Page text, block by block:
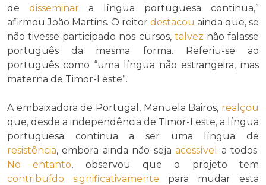
de disseminar a língua portuguesa continua,”
afirmou João Martins. O reitor destacou ainda que, se
não tivesse participado nos cursos, talvez não falasse
português da mesma forma. Referiu-se ao
português como “uma língua não estrangeira, mas
materna de Timor-Leste”.
A embaixadora de Portugal, Manuela Bairos, realçou
que, desde a independência de Timor-Leste, a língua
portuguesa continua a ser uma língua de
resistência, embora ainda não sejaacessível
a todos.
No entanto, observou que o projeto tem
contribuído
significativamente para mudar esta